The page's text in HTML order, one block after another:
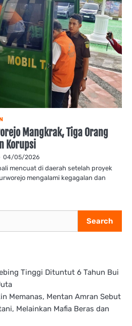
Mangkrak, Tiga Orang
Korupsi
04/05/2026
mencuat di daerah setelah proyek
mengalami kegagalan dan
Search
Tinggi Dituntut 6 Tahun Bui
Memanas, Mentan Amran Sebut
Melainkan Mafia Beras dan